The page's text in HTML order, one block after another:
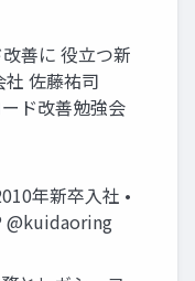
善に 役立つ新
佐藤祐司
ド改善勉強会
年新卒入社 •
@kuidaoring